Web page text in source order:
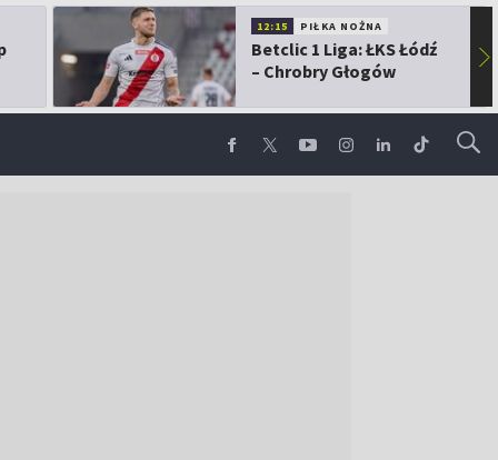
12:15 PIŁKA NOŻNA
Betclic 1 Liga: ŁKS Łódź
– Chrobry Głogów
▶